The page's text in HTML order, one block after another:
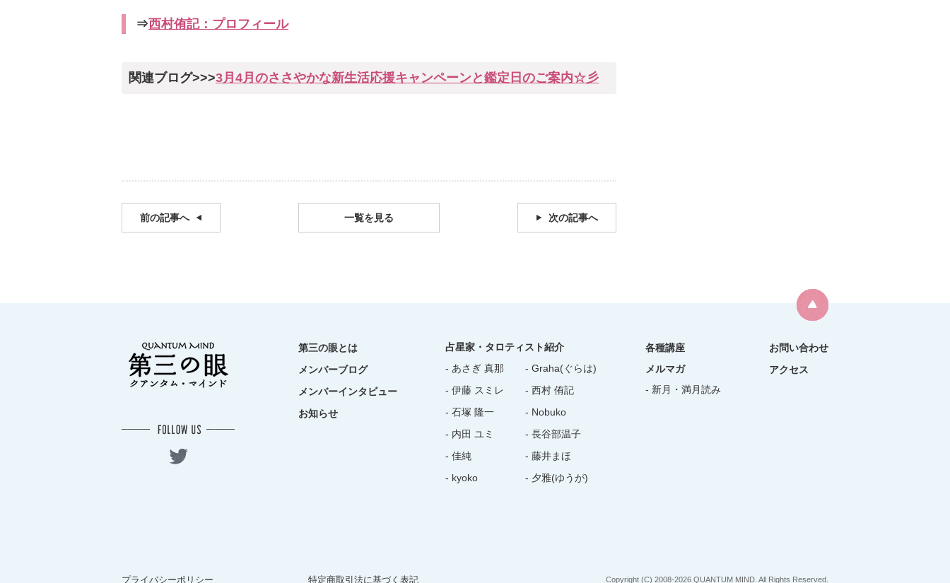
⇒西村侑記：プロフィール
関連ブログ>>>3月4月のささやかな新生活応援キャンペーンと鑑定日のご案内☆彡
前の記事へ 一覧を見る 次の記事へ
第三の眼とは
メンバーブログ
メンバーインタビュー
お知らせ
占星家・タロティスト紹介
- あさぎ 真那
- 伊藤 スミレ
- 石塚 隆一
- 内田 ユミ
- 佳純
- kyoko
- Graha(ぐらは)
- 西村 侑記
- Nobuko
- 長谷部温子
- 藤井まほ
- 夕雅(ゆうが)
各種講座
メルマガ
- 新月・満月読み
お問い合わせ
アクセス
プライバシーポリシー 特定商取引法に基づく表記 Copyright (C) 2008-2026 QUANTUM MIND. All Rights Reserved.